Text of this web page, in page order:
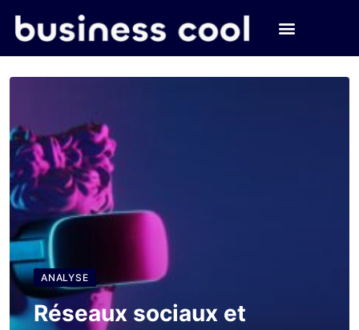
ANALYSE
Réseaux sociaux et